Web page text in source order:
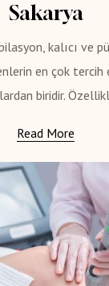
Sakarya
kalıcı ve
en çok
biridir.
Read More